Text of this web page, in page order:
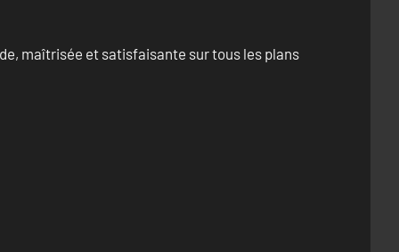
maîtrisée et satisfaisante sur tous les plans